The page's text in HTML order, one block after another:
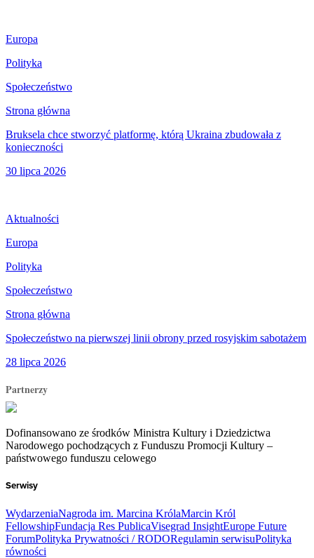
Europa
Polityka
Społeczeństwo
Strona główna
Bruksela chce stworzyć platformę, którą Ukraina zbudowała z
konieczności
30 lipca 2026
Aktualności
Europa
Polityka
Społeczeństwo
Strona główna
Społeczeństwo na pierwszej linii obrony przed rosyjskim sabotażem
28 lipca 2026
Partnerzy
Dofinansowano ze środków Ministra Kultury i Dziedzictwa
Narodowego pochodzących z Funduszu Promocji Kultury –
państwowego funduszu celowego
Serwisy
WydarzeniaNagroda im. Marcina KrólaMarcin Król
FellowshipFundacja Res PublicaVisegrad InsightEurope Future
ForumPolityka Prywatności / RODORegulamin serwisuPolityka
równości